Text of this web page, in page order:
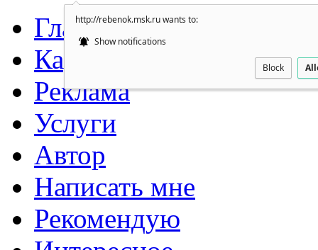
http://rebenok.msk.ru wants to:
Show notifications
Block
Главная
Карта сайта
Реклама
Услуги
Автор
Написать мне
Рекомендую